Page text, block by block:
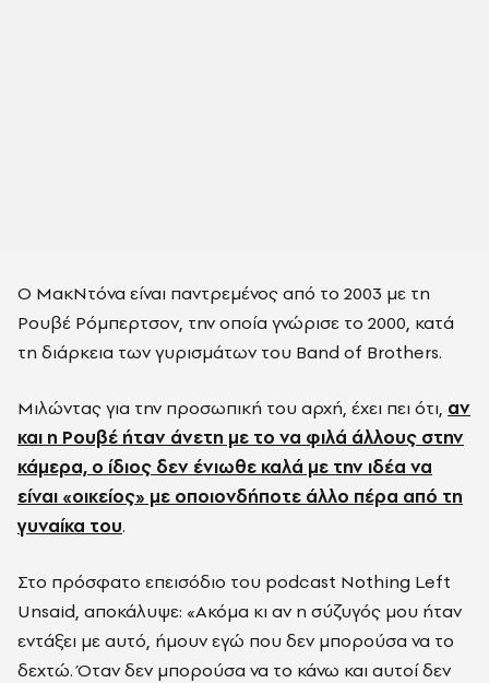
Ο ΜακΝτόνα είναι παντρεμένος από το 2003 με τη
Ρουβέ Ρόμπερτσον, την οποία γνώρισε το 2000, κατά
τη διάρκεια των γυρισμάτων του Band of Brothers.
Μιλώντας για την προσωπική του αρχή, έχει πει ότι, αν
και η Ρουβέ ήταν άνετη με το να φιλά άλλους στην
κάμερα, ο ίδιος δεν ένιωθε καλά με την ιδέα να
είναι «οικείος» με οποιονδήποτε άλλο πέρα από τη
γυναίκα του.
Στο πρόσφατο επεισόδιο του podcast Nothing Left
Unsaid, αποκάλυψε: «Ακόμα κι αν η σύζυγός μου ήταν
εντάξει με αυτό, ήμουν εγώ που δεν μπορούσα να το
δεχτώ. Όταν δεν μπορούσα να το κάνω και αυτοί δεν